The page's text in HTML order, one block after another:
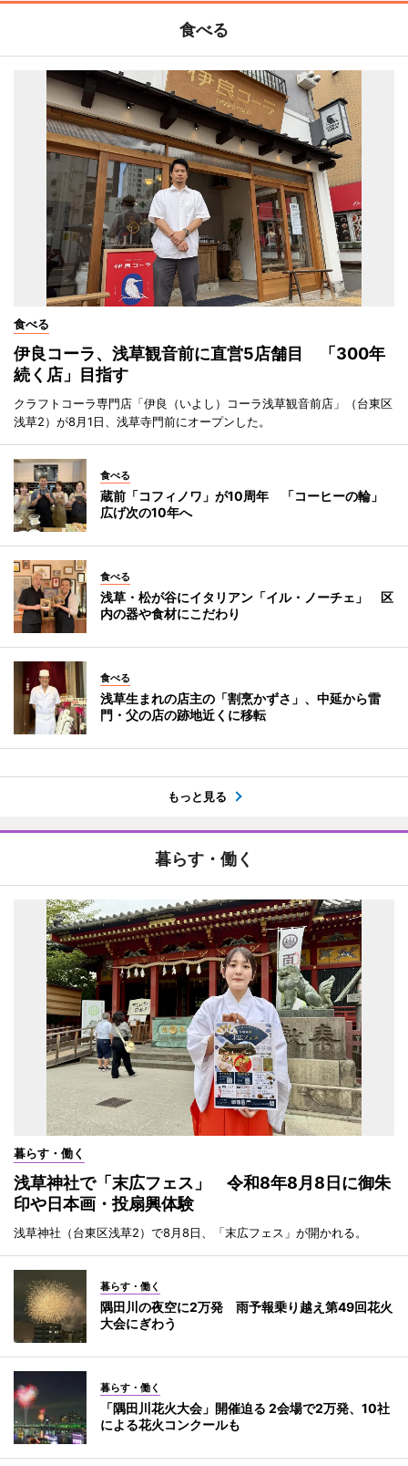
食べる
食べる
伊良コーラ、浅草観音前に直営5店舗目 「300年
続く店」目指す
クラフトコーラ専門店「伊良（いよし）コーラ浅草観音前店」（台東区
浅草2）が8月1日、浅草寺門前にオープンした。
食べる
蔵前「コフィノワ」が10周年 「コーヒーの輪」
広げ次の10年へ
食べる
浅草・松が谷にイタリアン「イル・ノーチェ」 区
内の器や食材にこだわり
食べる
浅草生まれの店主の「割烹かずさ」、中延から雷
門・父の店の跡地近くに移転
もっと見る
暮らす・働く
暮らす・働く
浅草神社で「末広フェス」 令和8年8月8日に御朱
印や日本画・投扇興体験
浅草神社（台東区浅草2）で8月8日、「末広フェス」が開かれる。
暮らす・働く
隅田川の夜空に2万発 雨予報乗り越え第49回花火
大会にぎわう
暮らす・働く
「隅田川花火大会」開催迫る 2会場で2万発、10社
による花火コンクールも